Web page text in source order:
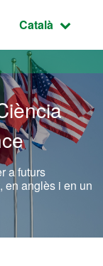
Idioma
Català
a futurs
en anglès i en un